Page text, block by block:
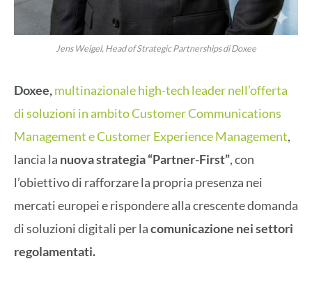
Jens Weigel, Head of Strategic Partnerships di Doxee
Doxee,multinazionale high-tech leader nell’offerta
di soluzioni in ambito Customer Communications
Management e Customer Experience Management,
lancia la nuova strategia “Partner-First”, con
l’obiettivo di rafforzare la propria presenza nei
mercati europei e rispondere alla crescente domanda
di soluzioni digitali per lacomunicazione nei settori
regolamentati.